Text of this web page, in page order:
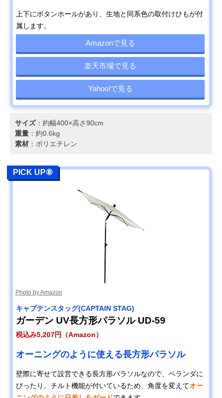
上下にボタンホールがあり、生地と同系色の取付けひもが付
属します。
Amazonで見る
楽天市場で見る
Yahoo!で見る
サイズ：約幅400×高さ90cm
重量 ：約0.6kg
素材 ：ポリエチレン
PICK UP⑧
Photo by Amazon
キャプテンスタッグ(CAPTAIN STAG)
ガーデン UV長方形パラソル UD-59
税込み5,207円（Amazon）
オーニングのように使える長方形パラソル
壁際に寄せて設営できる長方形パラソルなので、ベランダに
ぴったり。チルト機能が付いているため、角度を変えてオー